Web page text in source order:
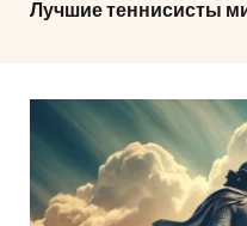
Лучшие теннисисты